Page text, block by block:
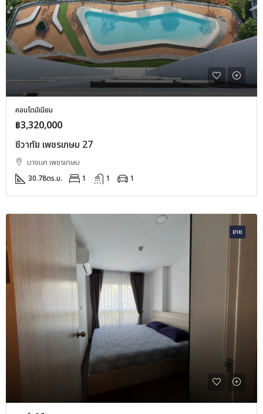
คอนโดมิเนียม
฿3,320,000
ชีวาทัย เพชรเกษม 27
บางแค เพชรเกษม
30.78ตร.ม. 1 1 1
ขาย